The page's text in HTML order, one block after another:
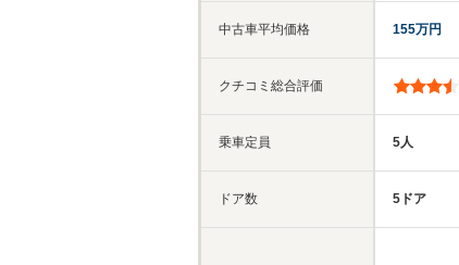
中古車平均価格
クチコミ総合評価
乗車定員
ドア数
155万円
5人
5ドア